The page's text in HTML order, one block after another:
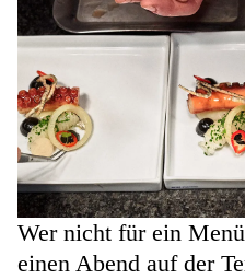
Wer nicht für ein
einen Abend auf der